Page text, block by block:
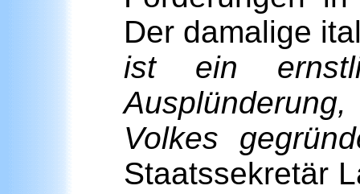
Der damalige
ist ein
Volkes
Staatssekretär